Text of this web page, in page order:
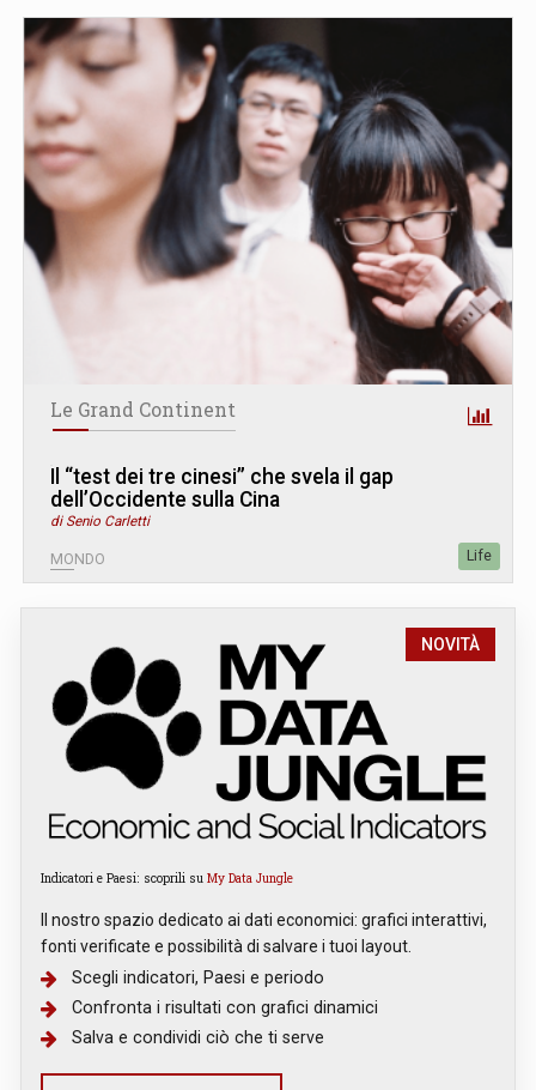
Le Grand Continent
Il “test dei tre cinesi” che svela il gap
dell’Occidente sulla Cina
di Senio Carletti
MONDO Life
NOVITÀ
Indicatori e Paesi: scoprili su My Data Jungle
Il nostro spazio dedicato ai dati economici: grafici interattivi,
fonti verificate e possibilità di salvare i tuoi layout.
Scegli indicatori, Paesi e periodo
Confronta i risultati con grafici dinamici
Salva e condividi ciò che ti serve